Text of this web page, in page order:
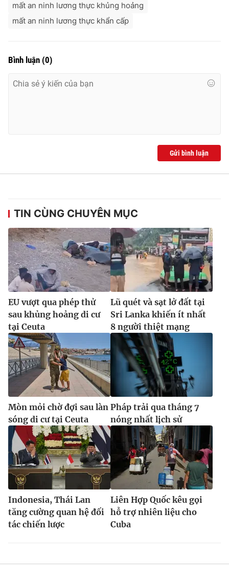
mất an ninh lương thực khủng hoảng
mất an ninh lương thực khẩn cấp
Bình luận (0)
Gửi bình luận
TIN CÙNG CHUYÊN MỤC
EU vượt qua phép thử
sau khủng hoảng di cư
tại Ceuta
Lũ quét và sạt lở đất tại
Sri Lanka khiến ít nhất
8 người thiệt mạng
Mòn mỏi chờ đợi sau làn
sóng di cư tại Ceuta
Pháp trải qua tháng 7
nóng nhất lịch sử
Indonesia, Thái Lan
tăng cường quan hệ đối
tác chiến lược
Liên Hợp Quốc kêu gọi
hỗ trợ nhiên liệu cho
Cuba